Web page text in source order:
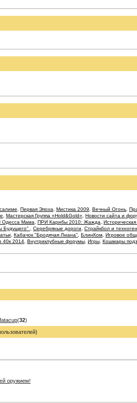
Первая Эпоха Мистика 2009 Вечный Огонь
Мастерская Группа «Hold&Gold» Новости сайта и
Одесса Мама ПРИ Карибы 2010: Жажда
Будущего" Серебряные дороги Страйкбол и
Кабачок "Бродячая Лиана" БлинКом Игровое
40к 2014 Внутриклубные форумы Игры Кошмары
fatacup(32)